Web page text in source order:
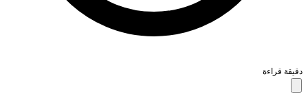
دقيقة قراءة